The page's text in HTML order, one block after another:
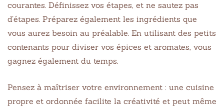
courantes. Définissez vos étapes, et ne sautez pas
d’étapes. Préparez également les ingrédients que
vous aurez besoin au préalable. En utilisant des petits
contenants pour diviser vos épices et aromates, vous
gagnez également du temps.
Pensez à maîtriser votre environnement : une cuisine
propre et ordonnée facilite la créativité et peut même